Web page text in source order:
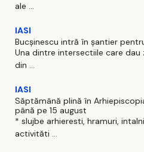
ale ...
IASI
Bucșinescu intră în șantier
Una dintre intersectiile care
din ...
IASI
Săptămână plină în
până pe 15 august
* slujbe arhieresti, hramuri,
activităti ...